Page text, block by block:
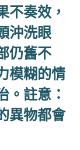
不奏效，
沖洗眼
仍舊不
模糊的情
。註意：
異物都會